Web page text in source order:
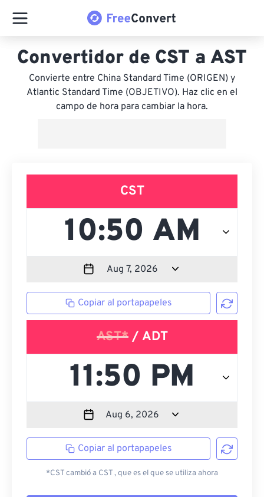
Convertidor de CST a AST
Convierte entre China Standard Time (ORIGEN) y
Atlantic Standard Time (OBJETIVO). Haz clic en el
campo de hora para cambiar la hora.
CST
Copiar al portapapeles
AST*/ ADT
Copiar al portapapeles
*CST cambió a CST , que es el que se utiliza ahora